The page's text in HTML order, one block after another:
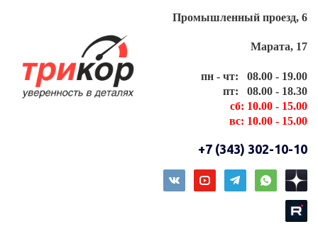
Промышленный проезд, 6
Марата, 17
пн - чт: 08.00 - 19.00
пт: 08.00 - 18.30
сб: 10.00 - 15.00
вс: 10.00 - 15.00
+7 (343) 302-10-10